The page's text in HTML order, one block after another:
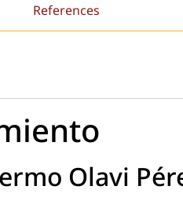
References
Olavi